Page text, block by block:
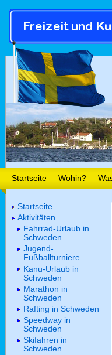
Startseite Wohin?
Startseite
Aktivitäten
Fahrrad-Urlaub in
Schweden
Jugend-
Fußballturniere
Kanu-Urlaub in
Schweden
Marathon in
Schweden
Rafting in Schweden
Speedway in
Schweden
Skifahren in
Schweden